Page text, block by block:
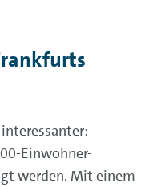
Einwohner-
werden. Mit einem